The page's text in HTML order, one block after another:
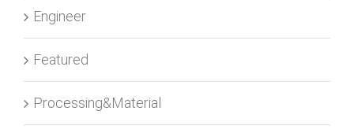
Engineer
Featured
Processing&Material